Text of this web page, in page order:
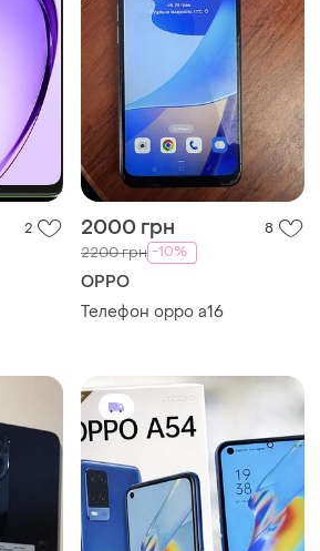
2 2000 грн 8
2200 грн -10%
OPPO
Телефон oppo a16